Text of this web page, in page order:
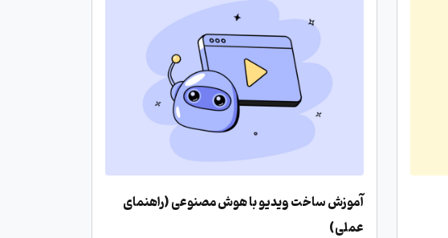
آموزش ساخت ویدیو با هوش مصنوعی (راهنمای
عملی)